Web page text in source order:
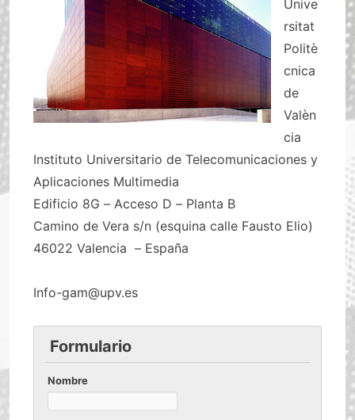
Unive
rsitat
Politè
cnica
de
Valèn
cia
Instituto Universitario de Telecomunicaciones y
Aplicaciones Multimedia
Edificio 8G – Acceso D – Planta B
Camino de Vera s/n (esquina calle Fausto Elio)
46022 Valencia – España
Info-gam@upv.es
Formulario
Nombre